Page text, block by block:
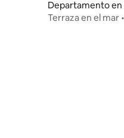
Departamento en
Terraza en el mar